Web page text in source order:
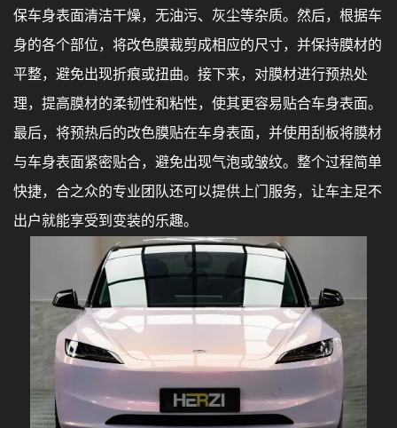
保车身表面清洁干燥，无油污、灰尘等杂质。然后，根据车
身的各个部位，将改色膜裁剪成相应的尺寸，并保持膜材的
平整，避免出现折痕或扭曲。接下来，对膜材进行预热处
理，提高膜材的柔韧性和粘性，使其更容易贴合车身表面。
最后，将预热后的改色膜贴在车身表面，并使用刮板将膜材
与车身表面紧密贴合，避免出现气泡或皱纹。整个过程简单
快捷，合之众的专业团队还可以提供上门服务，让车主足不
出户就能享受到变装的乐趣。